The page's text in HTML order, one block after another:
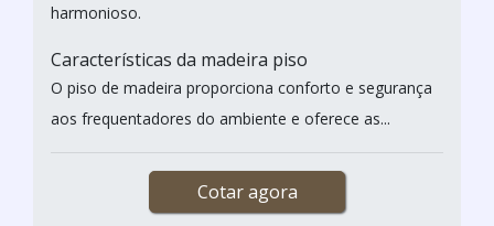
harmonioso.
Características da madeira piso
O piso de madeira proporciona conforto e segurança
aos frequentadores do ambiente e oferece as...
Cotar agora